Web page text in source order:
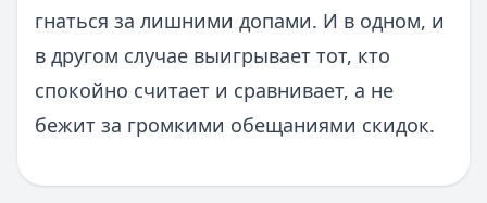
гнаться за лишними допами. И в одном, и
в другом случае выигрывает тот, кто
спокойно считает и сравнивает, а не
бежит за громкими обещаниями скидок.